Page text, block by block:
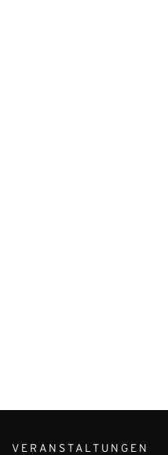
VERANSTALTUNGEN